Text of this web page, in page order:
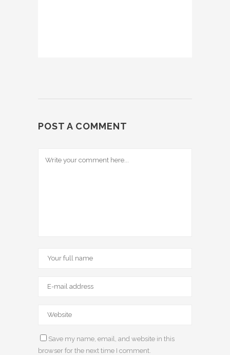
POST A COMMENT
Save my name, email, and website in this
browser for the next time I comment.